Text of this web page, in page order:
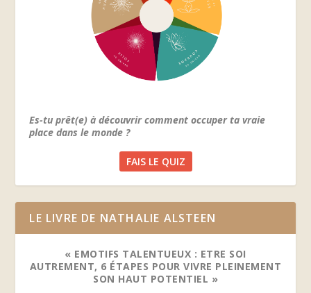
Es-tu prêt(e) à découvrir comment occuper ta vraie
place dans le monde ?
FAIS LE QUIZ
LE LIVRE DE NATHALIE ALSTEEN
« EMOTIFS TALENTUEUX : ETRE SOI
AUTREMENT, 6 ÉTAPES POUR VIVRE PLEINEMENT
SON HAUT POTENTIEL »